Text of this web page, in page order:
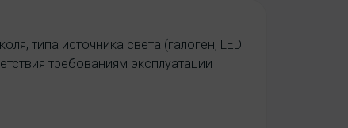
типа источника света (галоген, LED
требованиям эксплуатации